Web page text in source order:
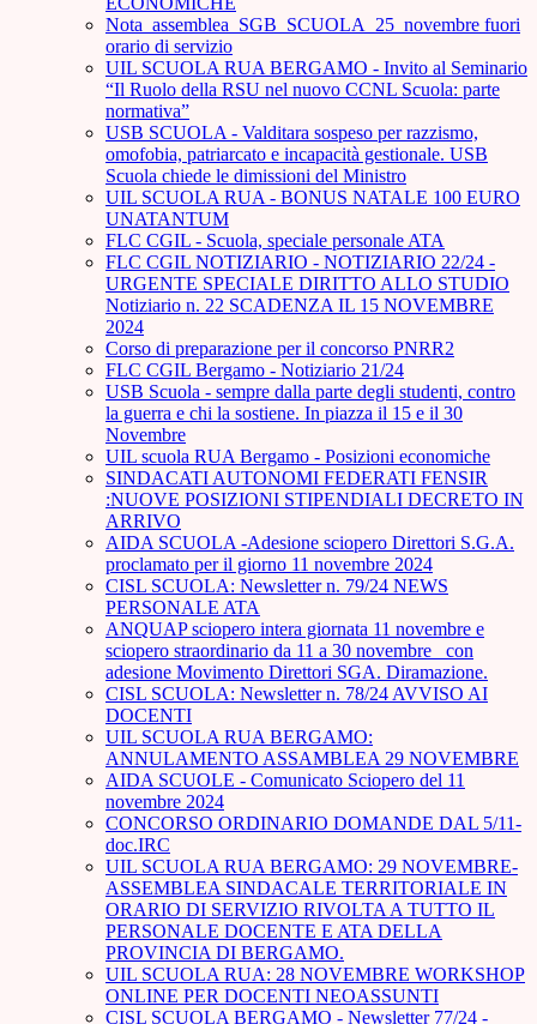
Nota_assemblea_SGB_SCUOLA_25_novembre fuori
orario di servizio
UIL SCUOLA RUA BERGAMO - Invito al Seminario
“Il Ruolo della RSU nel nuovo CCNL Scuola: parte
normativa”
USB SCUOLA - Valditara sospeso per razzismo,
omofobia, patriarcato e incapacità gestionale. USB
Scuola chiede le dimissioni del Ministro
UIL SCUOLA RUA - BONUS NATALE 100 EURO
UNATANTUM
FLC CGIL - Scuola, speciale personale ATA
FLC CGIL NOTIZIARIO - NOTIZIARIO 22/24 -
URGENTE SPECIALE DIRITTO ALLO STUDIO
Notiziario n. 22 SCADENZA IL 15 NOVEMBRE
2024
Corso di preparazione per il concorso PNRR2
FLC CGIL Bergamo - Notiziario 21/24
USB Scuola - sempre dalla parte degli studenti, contro
la guerra e chi la sostiene. In piazza il 15 e il 30
Novembre
UIL scuola RUA Bergamo - Posizioni economiche
SINDACATI AUTONOMI FEDERATI FENSIR
:NUOVE POSIZIONI STIPENDIALI DECRETO IN
ARRIVO
AIDA SCUOLA -Adesione sciopero Direttori S.G.A.
proclamato per il giorno 11 novembre 2024
CISL SCUOLA: Newsletter n. 79/24 NEWS
PERSONALE ATA
ANQUAP sciopero intera giornata 11 novembre e
sciopero straordinario da 11 a 30 novembre_ con
adesione Movimento Direttori SGA. Diramazione.
CISL SCUOLA: Newsletter n. 78/24 AVVISO AI
DOCENTI
UIL SCUOLA RUA BERGAMO:
ANNULAMENTO ASSAMBLEA 29 NOVEMBRE
AIDA SCUOLE - Comunicato Sciopero del 11
novembre 2024
CONCORSO ORDINARIO DOMANDE DAL 5/11-
doc.IRC
UIL SCUOLA RUA BERGAMO: 29 NOVEMBRE-
ASSEMBLEA SINDACALE TERRITORIALE IN
ORARIO DI SERVIZIO RIVOLTA A TUTTO IL
PERSONALE DOCENTE E ATA DELLA
PROVINCIA DI BERGAMO.
UIL SCUOLA RUA: 28 NOVEMBRE WORKSHOP
ONLINE PER DOCENTI NEOASSUNTI
CISL SCUOLA BERGAMO - Newsletter 77/24 -